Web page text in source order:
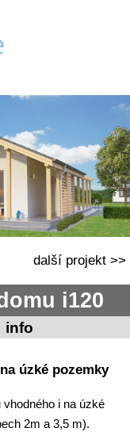
další projekt >>
i120
info
úzké pozemky
i na úzké
2m a 3,5 m).